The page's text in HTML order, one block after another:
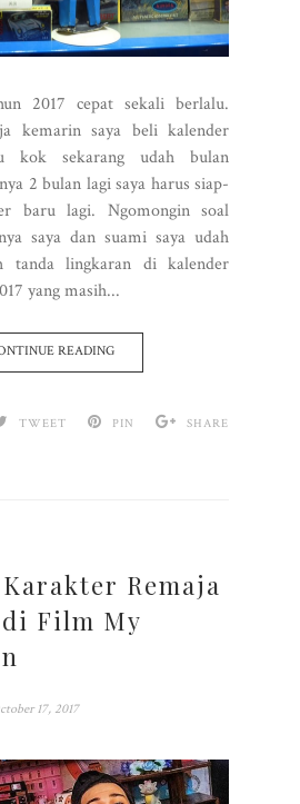
2017 cepat sekali berlalu.
kemarin saya beli kalender
kok sekarang udah bulan
2 bulan lagi saya harus siap-
baru lagi. Ngomongin soal
saya dan suami saya udah
tanda lingkaran di kalender
yang masih...
READING
TWEET PIN SHARE
Remaja
Film My
17, 2017